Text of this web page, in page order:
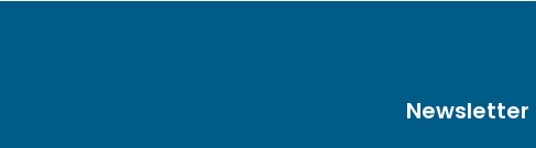
Newsletter